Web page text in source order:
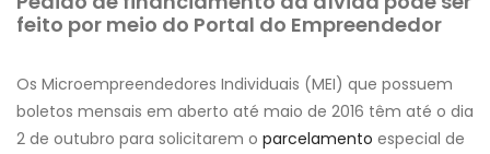
feito por meio do Portal do Empreendedor
Os Microempreendedores Individuais (MEI) que possuem
boletos mensais em aberto até maio de 2016 têm até o dia
2 de outubro para solicitarem o parcelamento especial de